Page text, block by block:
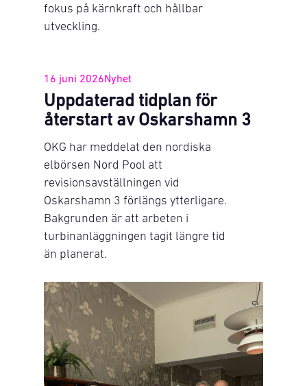
fokus på kärnkraft och hållbar
utveckling.
Uppdaterad tidplan för
återstart av Oskarshamn 3
16 juni 2026Nyhet
OKG har meddelat den nordiska
elbörsen Nord Pool att
revisionsavställningen vid
Oskarshamn 3 förlängs ytterligare.
Bakgrunden är att arbeten i
turbinanläggningen tagit längre tid
än planerat.